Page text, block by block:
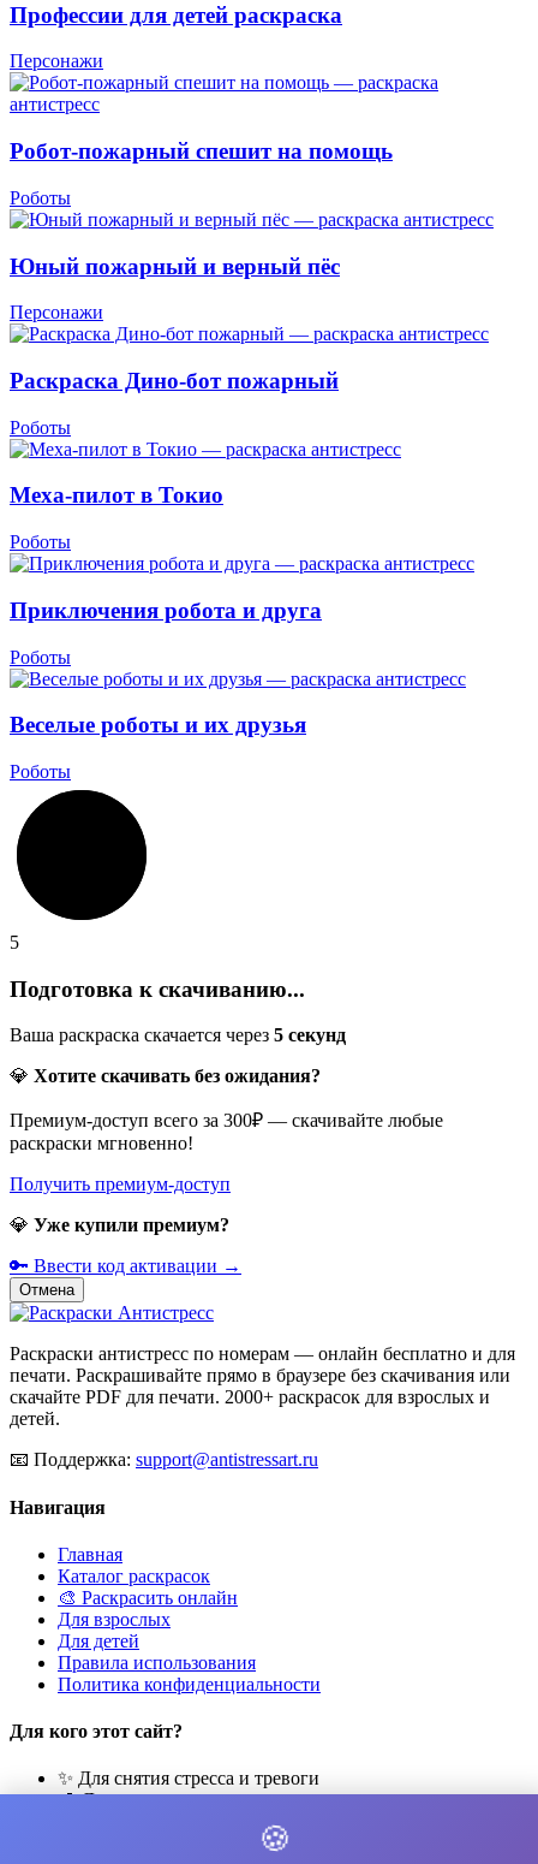
Профессии для детей раскраска
Персонажи
Робот-пожарный спешит на помощь
Роботы
Юный пожарный и верный пёс
Персонажи
Раскраска Дино-бот пожарный
Роботы
Меха-пилот в Токио
Роботы
Приключения робота и друга
Роботы
Веселые роботы и их друзья
Роботы
5
Подготовка к скачиванию...
Ваша раскраска скачается через 5 секунд
💎 Хотите скачивать без ожидания?
Премиум-доступ всего за 300₽ — скачивайте любые
раскраски мгновенно!
Получить премиум-доступ
💎 Уже купили премиум?
🔑 Ввести код активации →
Отмена
Раскраски антистресс по номерам — онлайн бесплатно и для
печати. Раскрашивайте прямо в браузере без скачивания или
скачайте PDF для печати. 2000+ раскрасок для взрослых и
детей.
📧 Поддержка: support@antistressart.ru
Навигация
Главная
Каталог раскрасок
🎨 Раскрасить онлайн
Для взрослых
Для детей
Правила использования
Политика конфиденциальности
Для кого этот сайт?
✨ Для снятия стресса и тревоги
🎨 Для развития креативности
🧘 Для медитации и расслабления
👨‍👩‍👧‍👦 Для семейного досуга
🍪